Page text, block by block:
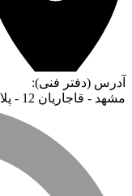
آدرس (دفتر فنی):
مشهد - قاجاریان 12 - پلاک 14 - واحد 2